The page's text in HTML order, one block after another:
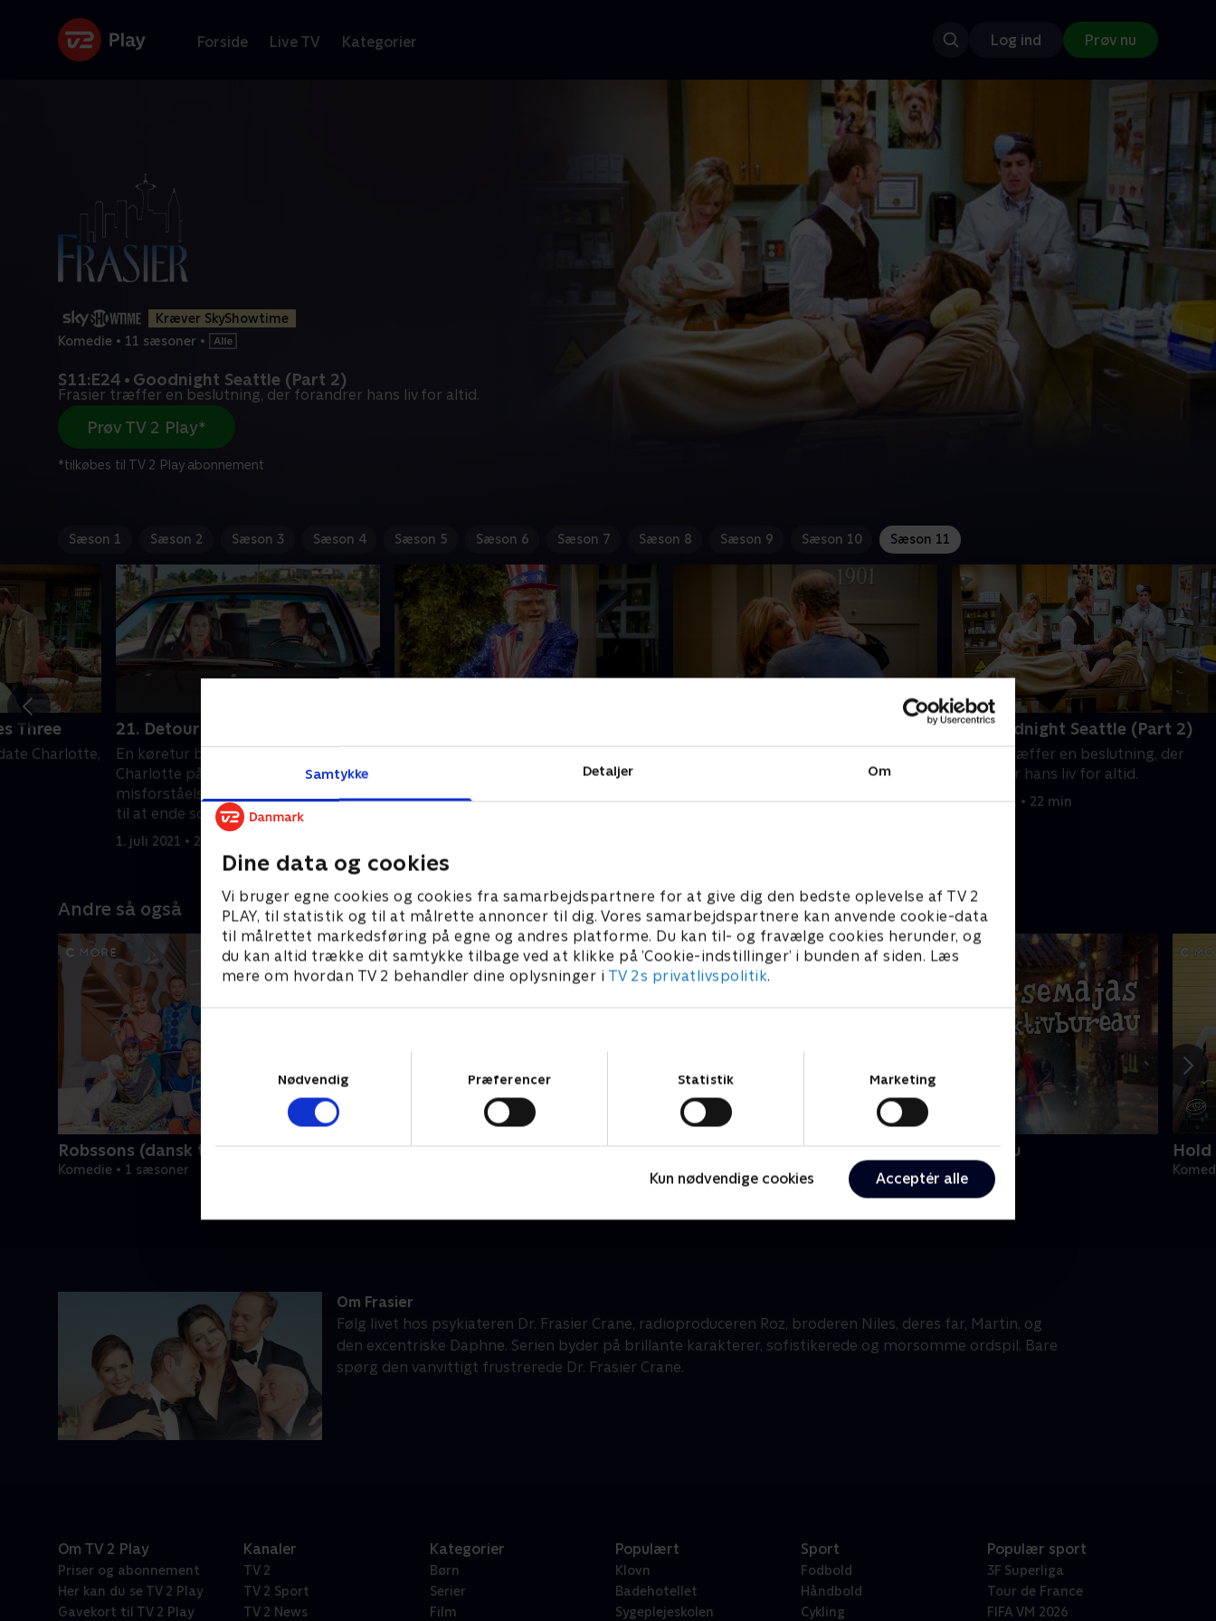
Samtykke Detaljer Om
Dine data og cookies
Vi bruger egne cookies og cookies fra samarbejdspartnere for at give dig den bedste oplevelse af TV 2
PLAY, til statistik og til at målrette annoncer til dig. Vores samarbejdspartnere kan anvende cookie-data
til målrettet markedsføring på egne og andres platforme. Du kan til- og fravælge cookies herunder, og
du kan altid trække dit samtykke tilbage ved at klikke på ’Cookie-indstillinger’ i bunden af siden. Læs
mere om hvordan TV 2 behandler dine oplysninger i TV 2s privatlivspolitik.
Nødvendig
Præferencer Statistik Marketing
Kun nødvendige cookies Acceptér alle
Forside Live TV Kategorier Log ind Prøv nu
Kræver SkyShowtime
Komedie • 11 sæsoner •
S11:E24 • Goodnight Seattle (Part 2)
Frasier træffer en beslutning, der forandrer hans liv for altid.
Prøv TV 2 Play*
*tilkøbes til TV 2 Play abonnement
Sæson 1 Sæson 2 Sæson 3 Sæson 4 Sæson 5 Sæson 6 Sæson 7 Sæson 8 Sæson 9 Sæson 10 Sæson 11
Three
Charlotte,
21. Detour
En køretur bringer Frasier og
Charlotte på afveje. Og en række
misforståelser får tre jobinterviews
til at ende som en farce.
1. juli 2021 • 21 min
1. juli 2021 • 22 min
Frasiers liv ved at forandre sig for
24. Goodnight Seattle (Part 2)
Frasier træffer en beslutning, der
forandrer hans liv for altid.
1. juli 2021 • 22 min
Andre så også
Robssons (dansk tale)
Komedie • 1 sæsoner
LasseMajas Detektivbureau
Komedie • 1 sæsoner
Hold
Om Frasier
Følg livet hos psykiateren Dr. Frasier Crane, radioproduceren Roz, broderen Niles, deres far, Martin, og
den excentriske Daphne. Serien byder på brillante karakterer, sofistikerede og morsomme ordspil. Bare
spørg den vanvittigt frustrerede Dr. Frasier Crane.
Om TV 2 Play
Priser og abonnement
Her kan du se TV 2 Play
Gavekort til TV 2 Play
Kanaler
TV 2
TV 2 Sport
TV 2 News
Kategorier
Børn
Serier
Film
Populært
Klovn
Badehotellet
Sygeplejeskolen
Sport
Fodbold
Håndbold
Cykling
Populær sport
3F Superliga
Tour de France
FIFA VM 2026